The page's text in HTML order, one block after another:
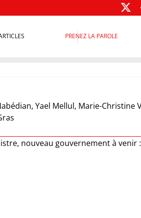
PRENEZ LA PAROLE
Yael Mellul, Marie-Christine
nouveau gouvernement à venir